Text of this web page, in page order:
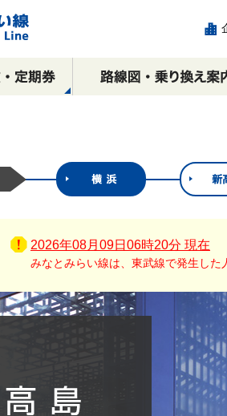
新高島駅
横浜・渋谷方面
元町・中華街方面
み
横浜
元
乗車券の種類 ICカ
停車駅・所要時間の
相互
沿線周辺おすすめ
エリ
駅構内における
各駅
ース
2026年08月09日06時20分 現在
みなとみらい線は、東武線で発生し